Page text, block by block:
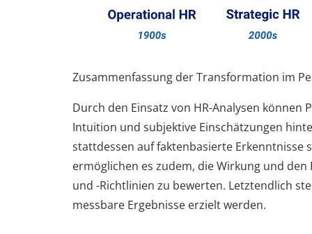
Zusammenfassung der Transformation im
Durch den Einsatz von HR-Analysen können
Intuition und subjektive Einschätzungen
stattdessen auf faktenbasierte Erkenntnisse
ermöglichen es zudem, die Wirkung und den
und -Richtlinien zu bewerten. Letztendlich
messbare Ergebnisse erzielt werden.